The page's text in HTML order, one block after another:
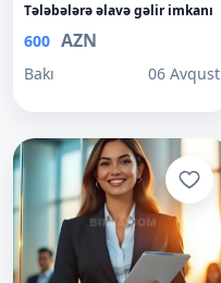
Tələbələrə əlavə gəlir imkanı
600 AZN
Bakı 06 Avqust